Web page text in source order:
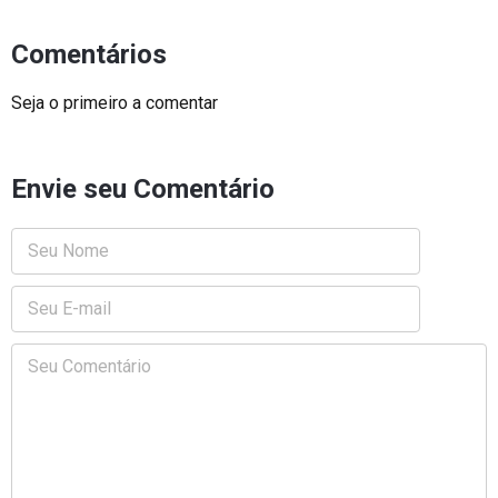
Comentários
Seja o primeiro a comentar
Envie seu Comentário